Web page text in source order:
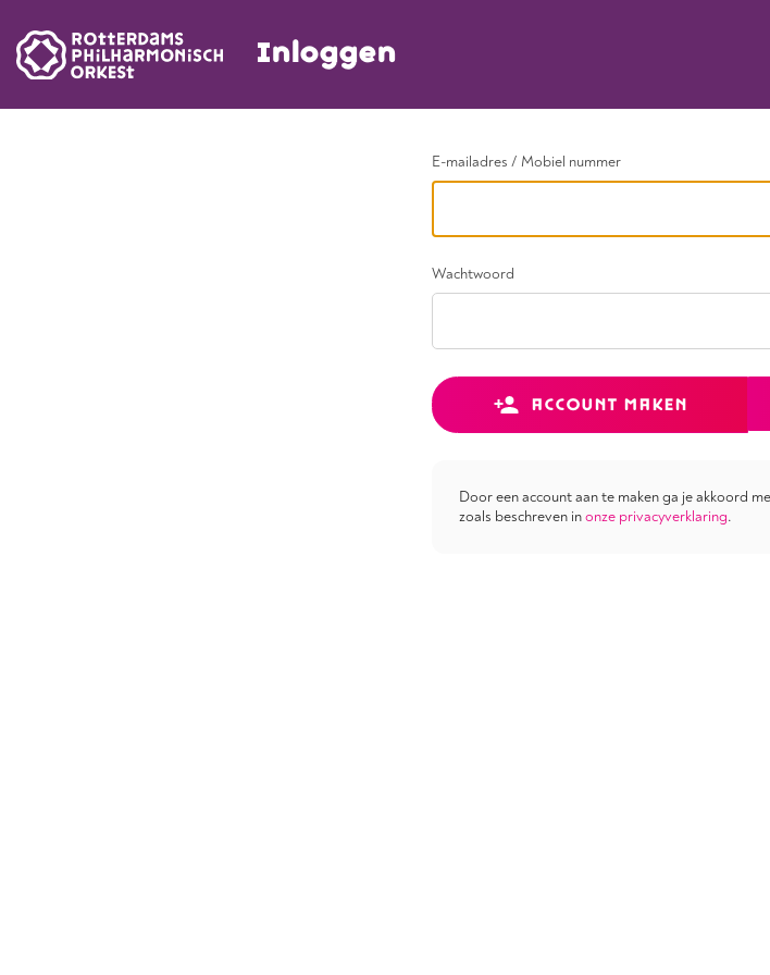
Ga terug
Inloggen
E-mailadres / Mobiel nummer
Wachtwoord
ACCOUNT MAKEN
Door een account aan te maken ga je akkoord
zoals beschreven inonze privacyverklaring.